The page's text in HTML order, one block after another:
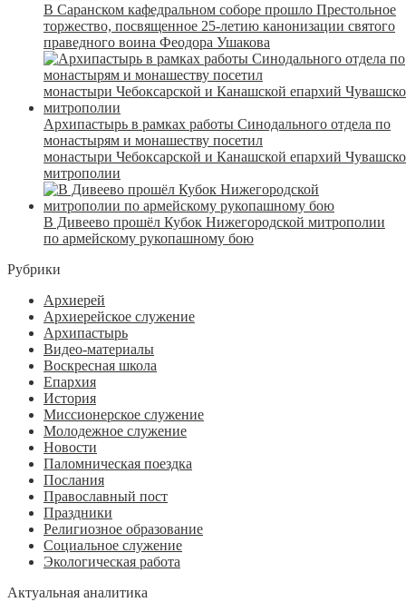
В Саранском кафедральном соборе прошло Престольное
торжество, посвященное 25-летию канонизации святого
праведного воина Феодора Ушакова
Архипастырь в рамках работы Синодального отдела по
монастырям и монашеству посетил
монастыри Чебоксарской и Канашской епархий
митрополии
В Дивеево прошёл Кубок Нижегородской митрополии
по армейскому рукопашному бою
Рубрики
Архиерей
Архиерейское служение
Архипастырь
Видео-материалы
Воскресная школа
Епархия
История
Миссионерское служение
Молодежное служение
Новости
Паломническая поездка
Послания
Православный пост
Праздники
Религиозное образование
Социальное служение
Экологическая работа
Актуальная аналитика